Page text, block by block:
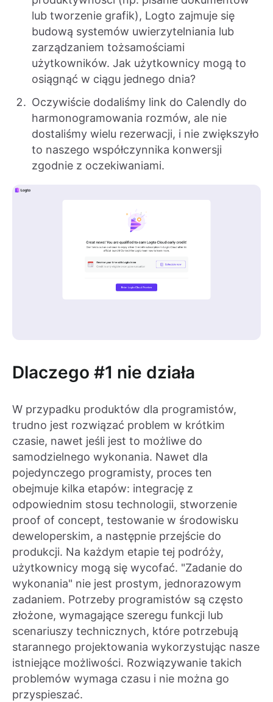
lub tworzenie grafik), Logto zajmuje się
budową systemów uwierzytelniania lub
zarządzaniem tożsamościami
użytkowników. Jak użytkownicy mogą to
osiągnąć w ciągu jednego dnia?
Oczywiście dodaliśmy link do Calendly do
harmonogramowania rozmów, ale nie
dostaliśmy wielu rezerwacji, i nie zwiększyło
to naszego współczynnika konwersji
zgodnie z oczekiwaniami.
Dlaczego #1 nie działa
W przypadku produktów dla programistów,
trudno jest rozwiązać problem w krótkim
czasie, nawet jeśli jest to możliwe do
samodzielnego wykonania. Nawet dla
pojedynczego programisty, proces ten
obejmuje kilka etapów: integrację z
odpowiednim stosu technologii, stworzenie
proof of concept, testowanie w środowisku
deweloperskim, a następnie przejście do
produkcji. Na każdym etapie tej podróży,
użytkownicy mogą się wycofać. "Zadanie do
wykonania" nie jest prostym, jednorazowym
zadaniem. Potrzeby programistów są często
złożone, wymagające szeregu funkcji lub
scenariuszy technicznych, które potrzebują
starannego projektowania wykorzystując nasze
istniejące możliwości. Rozwiązywanie takich
problemów wymaga czasu i nie można go
przyspieszać.